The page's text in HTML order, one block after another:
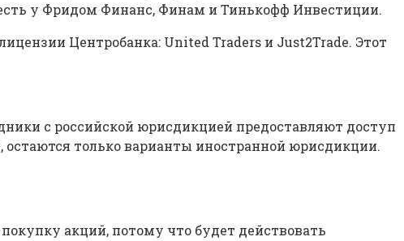
у Фридом Финанс, Финам и Тинькофф Инвестиции.
Центробанка: United Traders и Just2Trade. Этот
с российской юрисдикцией предоставляют доступ
только варианты иностранной юрисдикции.
акций, потому что будет действовать